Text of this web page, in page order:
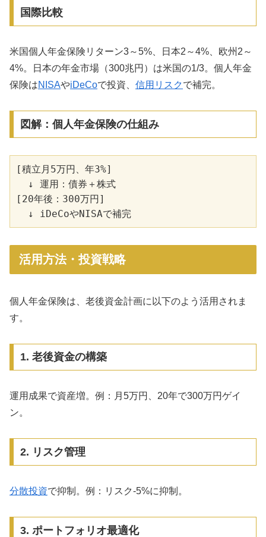
国際比較
米国個人年金保険リターン3～5%、日本2～4%、欧州2～
4%。日本の年金市場（300兆円）は米国の1/3。個人年金
保険はNISAやiDeCoで投資、 信用リスクで補完。
図解：個人年金保険の仕組み
[積立月5万円、年3%]
  ↓ 運用：債券＋株式
[20年後：300万円]
活用方法・投資戦略
個人年金保険は、老後資金計画に以下のよう活用されま
す。
1. 老後資金の構築
運用成果で資産増。例：月5万円、20年で300万円ゲイ
ン。
2. リスク管理
分散投資で抑制。例：リスク-5%に抑制。
3. ポートフォリオ最適化